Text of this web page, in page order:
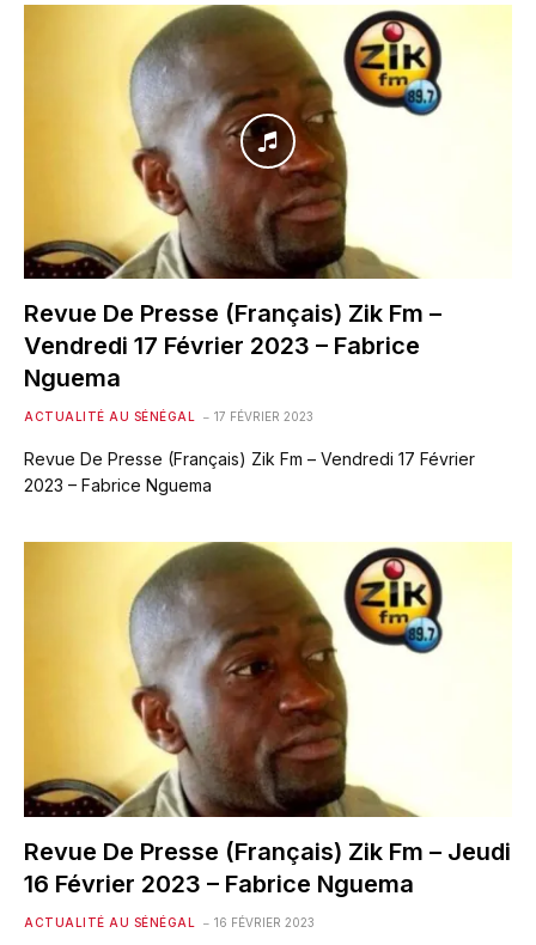
Revue De Presse (Français) Zik Fm –
Vendredi 17 Février 2023 – Fabrice
Nguema
ACTUALITÉ AU SÉNÉGAL 17 FÉVRIER 2023
Revue De Presse (Français) Zik Fm – Vendredi 17 Février
2023 – Fabrice Nguema
Revue De Presse (Français) Zik Fm – Jeudi
16 Février 2023 – Fabrice Nguema
ACTUALITÉ AU SÉNÉGAL 16 FÉVRIER 2023